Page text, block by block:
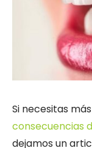
Si necesitas
consecuencias
dejamos un